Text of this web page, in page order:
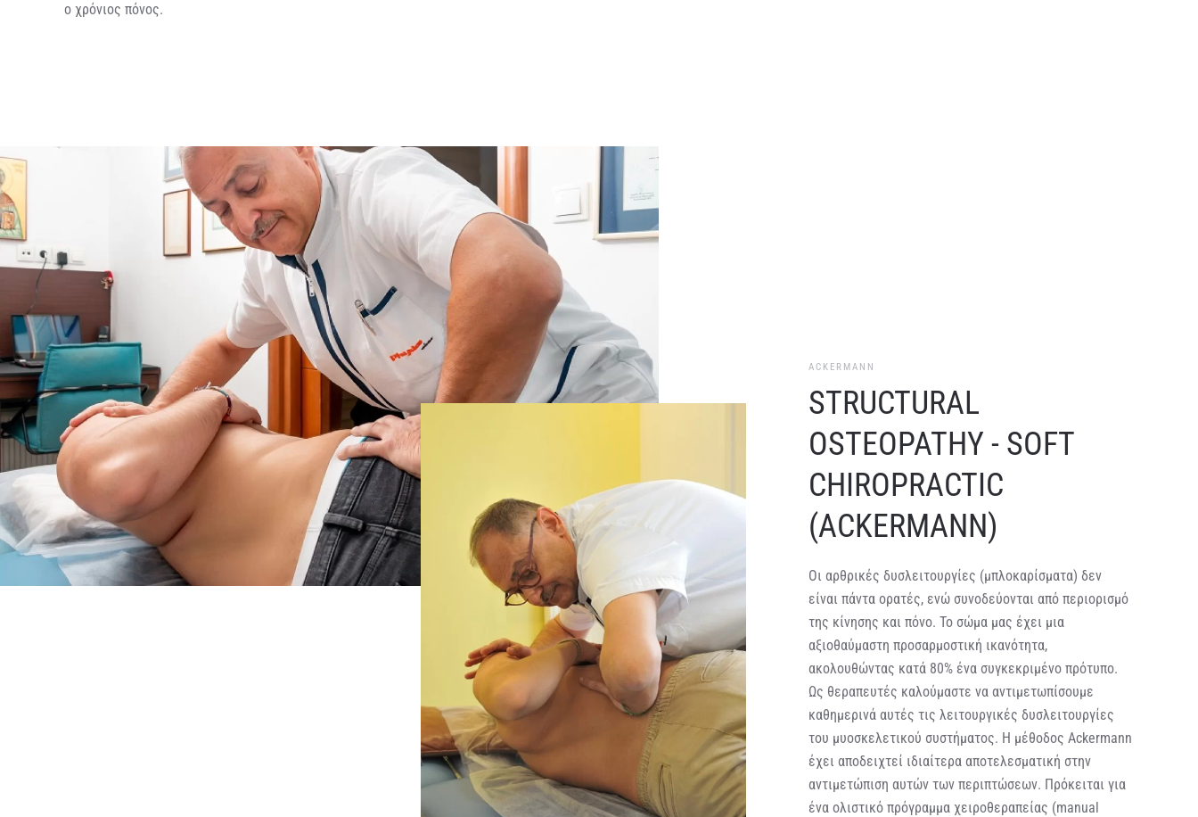
ο χρόνιος πόνος.
ACKERMANN
STRUCTURAL
OSTEOPATHY - SOFT
CHIROPRACTIC
(ACKERMANN)
Οι αρθρικές δυσλειτουργίες (μπλοκαρίσματα) δεν
είναι πάντα ορατές, ενώ συνοδεύονται από περιορισμό
της κίνησης και πόνο. Το σώμα μας έχει μια
αξιοθαύμαστη προσαρμοστική ικανότητα,
ακολουθώντας κατά 80% ένα συγκεκριμένο πρότυπο.
Ως θεραπευτές καλούμαστε να αντιμετωπίσουμε
καθημερινά αυτές τις λειτουργικές δυσλειτουργίες
του μυοσκελετικού συστήματος. Η μέθοδος Ackermann
έχει αποδειχτεί ιδιαίτερα αποτελεσματική στην
αντιμετώπιση αυτών των περιπτώσεων. Πρόκειται για
ένα ολιστικό πρόγραμμα χειροθεραπείας (manual